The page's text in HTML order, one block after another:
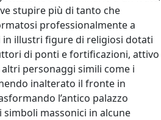
stupire più di tanto che
professionalmente a
in illustri figure di religiosi dotati
di ponti e fortificazioni, attivo
personaggi simili come i
inalterato il fronte in
l’antico palazzo
simboli massonici in alcune